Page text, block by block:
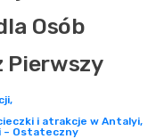
Osób
Pierwszy
i atrakcje w Antalyi,
– Ostateczny